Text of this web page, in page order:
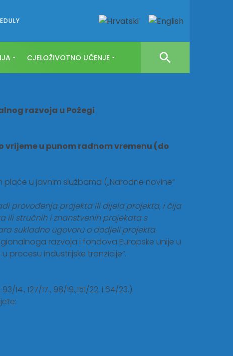
CJELOŽIVOTNO UČENJE
razvoja u Požegi
vrijeme u punom radnom vremenu (do
u javnim službama („Narodne novine“
provođenja projekta ili dijela projekta, i čija
ili stručnih i znanstvenih projekata s
sukladno ugovoru o dodjeli projekta.
razvoja i fondova Europske unije u
procesu industrijske tranzicije“.
127/17., 98/19.,151/22. i 64/23.).